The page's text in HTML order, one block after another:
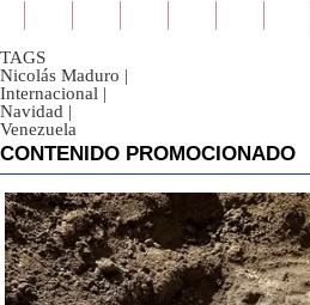
TAGS
Nicolás Maduro |
Internacional |
Navidad |
Venezuela